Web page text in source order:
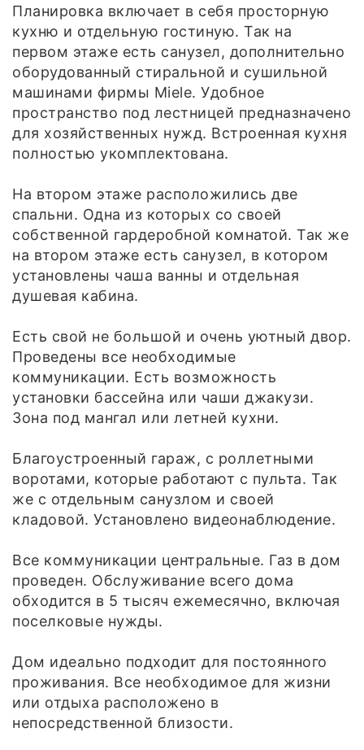
Планировка включает в себя просторную
кухню и отдельную гостиную. Так на
первом этаже есть санузел, дополнительно
оборудованный стиральной и сушильной
машинами фирмы Miele. Удобное
пространство под лестницей предназначено
для хозяйственных нужд. Встроенная кухня
полностью укомплектована.
На втором этаже расположились две
спальни. Одна из которых со своей
собственной гардеробной комнатой. Так же
на втором этаже есть санузел, в котором
установлены чаша ванны и отдельная
душевая кабина.
Есть свой не большой и очень уютный двор.
Проведены все необходимые
коммуникации. Есть возможность
установки бассейна или чаши джакузи.
Зона под мангал или летней кухни.
Благоустроенный гараж, с роллетными
воротами, которые работают с пульта. Так
же с отдельным санузлом и своей
кладовой. Установлено видеонаблюдение.
Все коммуникации центральные. Газ в дом
проведен. Обслуживание всего дома
обходится в 5 тысяч ежемесячно, включая
поселковые нужды.
Дом идеально подходит для постоянного
проживания. Все необходимое для жизни
или отдыха расположено в
непосредственной близости.